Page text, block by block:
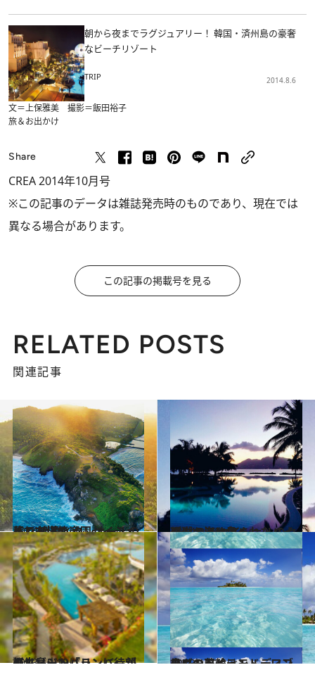
朝から夜までラグジュアリー！ 韓国・済州島の豪奢
なビーチリゾート
TRIP 2014.8.6
文＝上保雅美 撮影＝飯田裕子
旅＆お出かけ
Share
CREA 2014年10月号
※この記事のデータは雑誌発売時のものであり、現在では
異なる場合があります。
この記事の掲載号を見る
RELATED POSTS
関連記事
2014.9.24
インド洋の楽園セイシェルで 絶景とクレオールの薫りを堪能
旅＆お出かけ 2014.9.26
珊瑚の海に包まれたハイダウェイ セイシェルのセント・アン島へ
旅＆お出かけ
2013.12.19
バリ島ジンバランに待望のリゾート「リンバ」が誕生
旅＆お出かけ 2013.10.25
島々の花輪、モルディブのワンアイランド・ワンリゾート
旅＆お出かけ